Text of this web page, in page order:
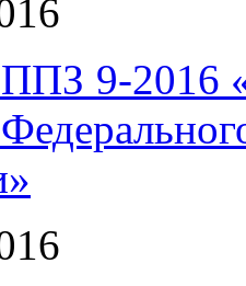
ППЗ 9-2016